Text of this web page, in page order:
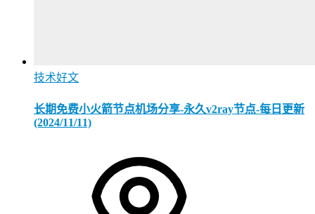
技术好文
长期免费小火箭节点机场分享-永久v2ray节点-每日更新
(2024/11/11)